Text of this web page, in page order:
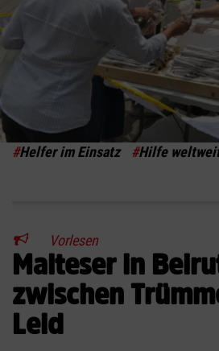
#Helfer im Einsatz #Hilfe
Vorlesen
Malteser in
zwischen
Leid